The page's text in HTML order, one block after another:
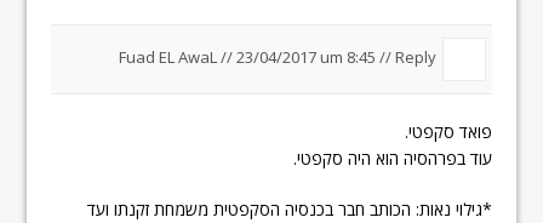
Fuad EL AwaL//23/04/2017 um 8:45 //Reply
פואד סקפטי.
עוד בפרהסיה הוא היה סקפטי.
*גילוי נאות: הכותב חבר בכנסיה הסקפטית משמחת זקנתו ועד